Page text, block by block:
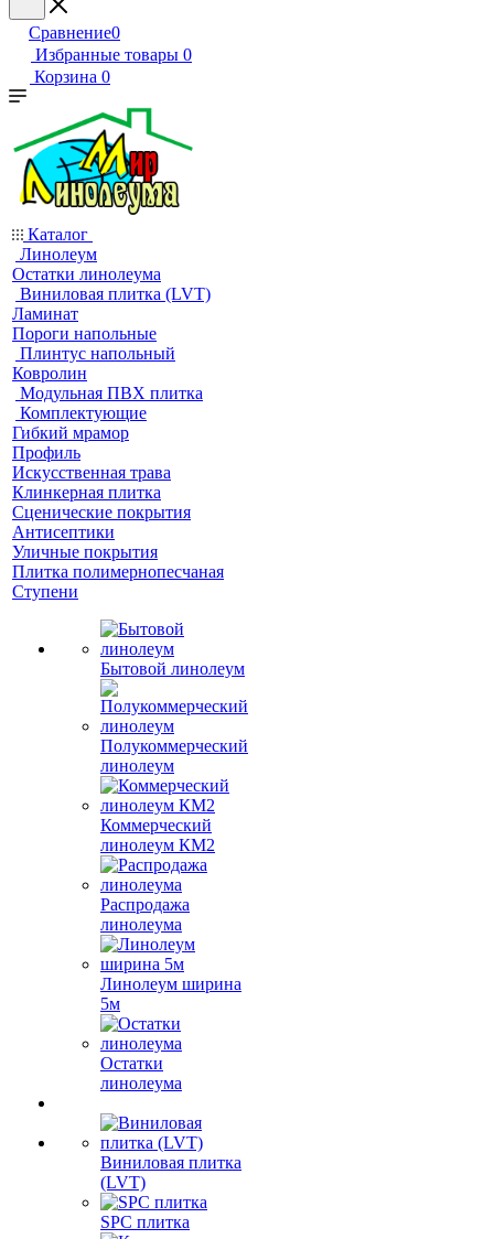
Сравнение0
Избранные товары 0
Корзина 0
Каталог
Линолеум
Остатки линолеума
Виниловая плитка (LVT)
Ламинат
Пороги напольные
Плинтус напольный
Ковролин
Модульная ПВХ плитка
Комплектующие
Гибкий мрамор
Профиль
Искусственная трава
Клинкерная плитка
Сценические покрытия
Антисептики
Уличные покрытия
Плитка полимернопесчаная
Ступени
Бытовой линолеум
Полукоммерческий
линолеум
Коммерческий
линолеум КМ2
Распродажа
линолеума
Линолеум ширина
5м
Остатки
линолеума
Виниловая плитка
(LVT)
SPC плитка